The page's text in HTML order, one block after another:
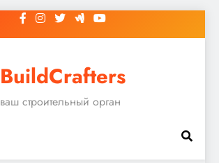
BuildCrafters
ваш строительный орган